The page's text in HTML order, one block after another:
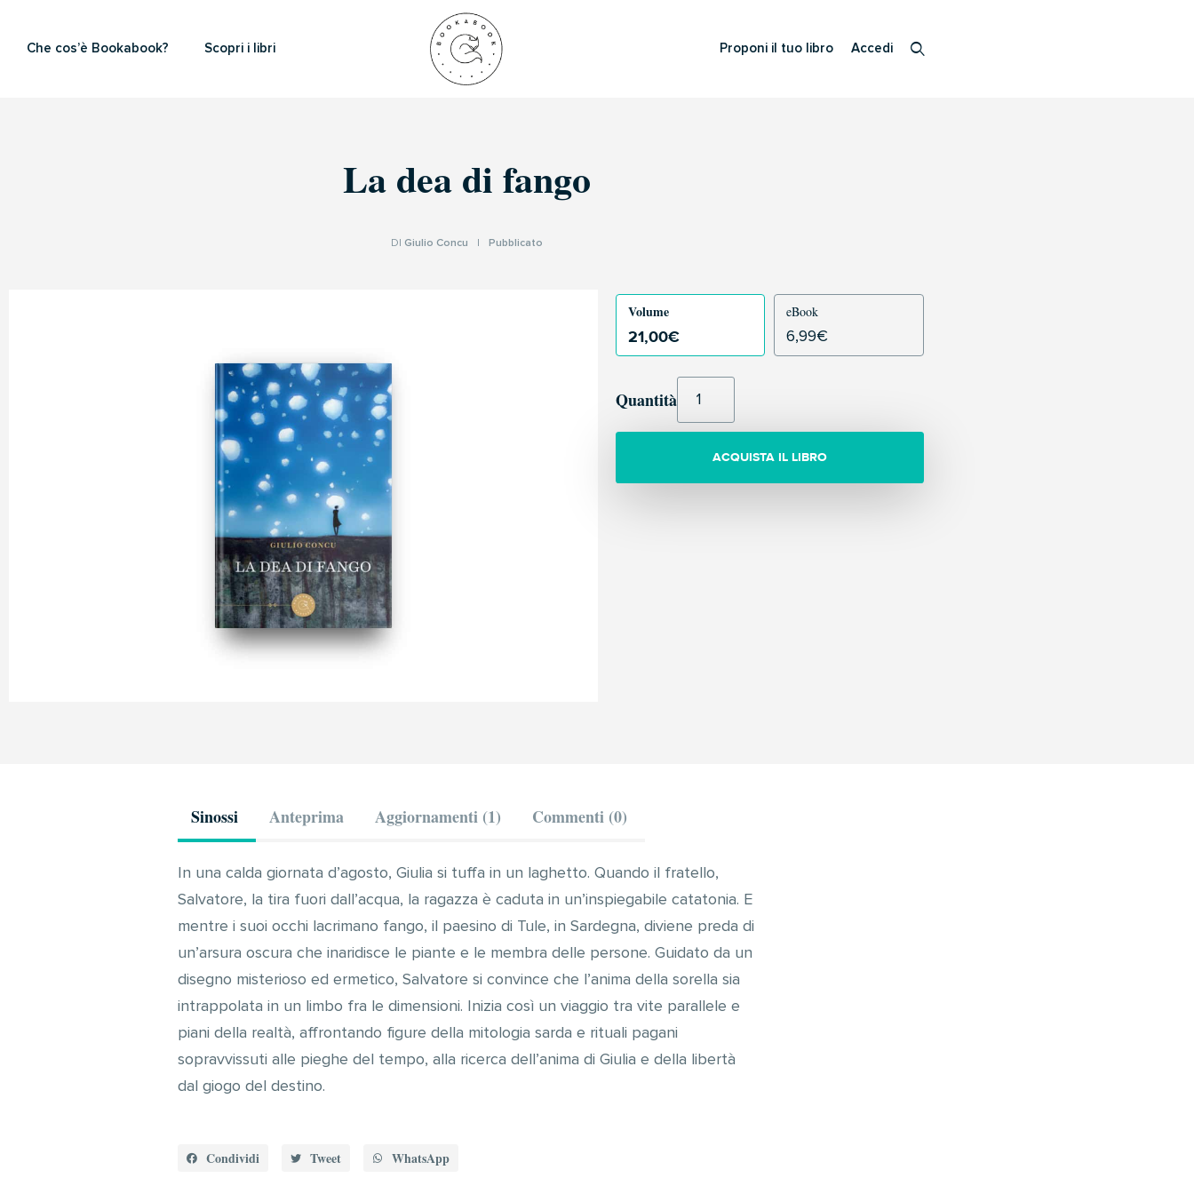
Che cos’è Bookabook? Scopri i libri Proponi il tuo libro Accedi
La dea di fango
DI Giulio Concu Pubblicato
Volume
21,00€
eBook
6,99€
Quantità
ACQUISTA IL LIBRO
Sinossi Anteprima Aggiornamenti (1) Commenti (0)
In una calda giornata d’agosto, Giulia si tuffa in un laghetto. Quando il fratello,
Salvatore, la tira fuori dall’acqua, la ragazza è caduta in un’inspiegabile catatonia. E
mentre i suoi occhi lacrimano fango, il paesino di Tule, in Sardegna, diviene preda di
un’arsura oscura che inaridisce le piante e le membra delle persone. Guidato da un
disegno misterioso ed ermetico, Salvatore si convince che l’anima della sorella sia
intrappolata in un limbo fra le dimensioni. Inizia così un viaggio tra vite parallele e
piani della realtà, affrontando figure della mitologia sarda e rituali pagani
sopravvissuti alle pieghe del tempo, alla ricerca dell’anima di Giulia e della libertà
dal giogo del destino.
Condividi Tweet WhatsApp